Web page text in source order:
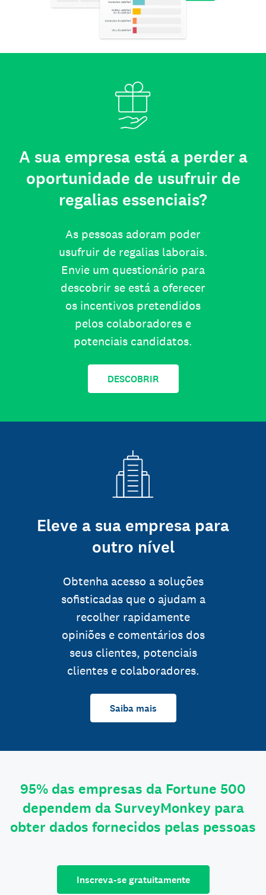
A sua empresa está a perder a
oportunidade de usufruir de
regalias essenciais?
As pessoas adoram poder
usufruir de regalias laborais.
Envie um questionário para
descobrir se está a oferecer
os incentivos pretendidos
pelos colaboradores e
potenciais candidatos.
DESCOBRIR
Eleve a sua empresa para
outro nível
Obtenha acesso a soluções
sofisticadas que o ajudam a
recolher rapidamente
opiniões e comentários dos
seus clientes, potenciais
clientes e colaboradores.
Saiba mais
95% das empresas da Fortune 500
dependem da SurveyMonkey para
obter dados fornecidos pelas pessoas
Inscreva-se gratuitamente